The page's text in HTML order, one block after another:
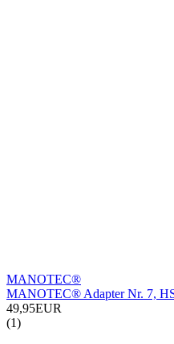
MANOTEC®
MANOTEC® Adapter Nr. 7,
49,95EUR
(1)